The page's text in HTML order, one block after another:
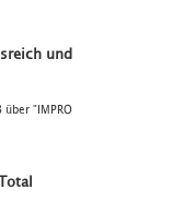
und
über "IMPRO